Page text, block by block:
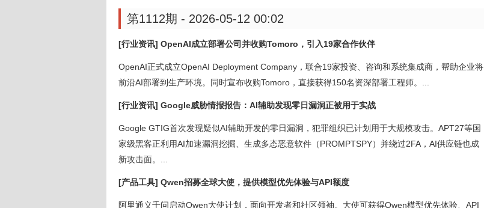
第1112期 - 2026-05-12 00:02
[行业资讯] OpenAI成立部署公司并收购Tomoro，引入19家合作伙伴
OpenAI正式成立OpenAI Deployment Company，联合19家投资、咨询和系统集成商，帮助企业将
前沿AI部署到生产环境。同时宣布收购Tomoro，直接获得150名资深部署工程师。...
[行业资讯] Google威胁情报报告：AI辅助发现零日漏洞正被用于实战
Google GTIG首次发现疑似AI辅助开发的零日漏洞，犯罪组织已计划用于大规模攻击。APT27等国
家级黑客正利用AI加速漏洞挖掘、生成多态恶意软件（PROMPTSPY）并绕过2FA，AI供应链也成
新攻击面。...
[产品工具] Qwen招募全球大使，提供模型优先体验与API额度
阿里通义千问启动Qwen大使计划，面向开发者和社区领袖。大使可获得Qwen模型优先体验、API